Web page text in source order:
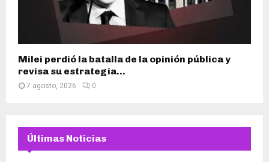
Milei perdió la batalla de la opinión pública y
revisa su estrategia...
7 agosto, 2026 0
Últimas Noticias